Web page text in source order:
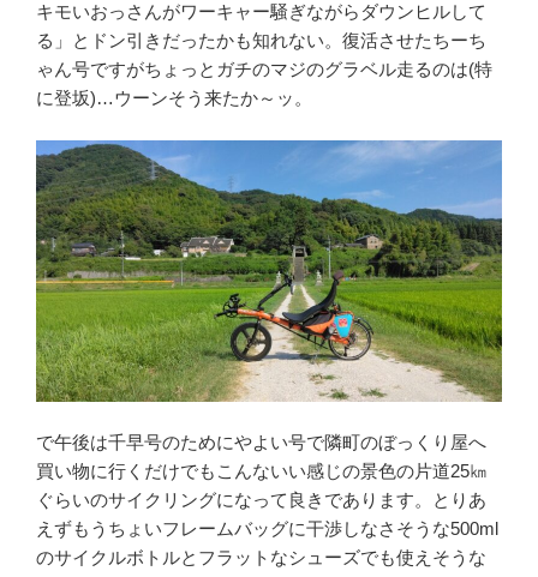
キモいおっさんがワーキャー騒ぎながらダウンヒルして
る」とドン引きだったかも知れない。復活させたちーち
ゃん号ですがちょっとガチのマジのグラベル走るのは(特
に登坂)…ウーンそう来たか～ッ。
で午後は千早号のためにやよい号で隣町のぼっくり屋へ
買い物に行くだけでもこんないい感じの景色の片道25㎞
ぐらいのサイクリングになって良きであります。とりあ
えずもうちょいフレームバッグに干渉しなさそうな500ml
のサイクルボトルとフラットなシューズでも使えそうな